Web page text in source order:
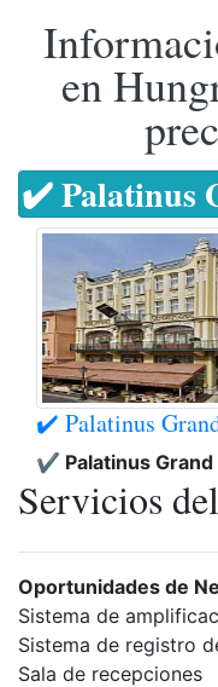
en
✔️ Palatinus
✔️ Palatinus
✔️ Palatinus Grand
Servicios
Oportunidades de
Sistema de
Sistema de registro
Sala de recepciones